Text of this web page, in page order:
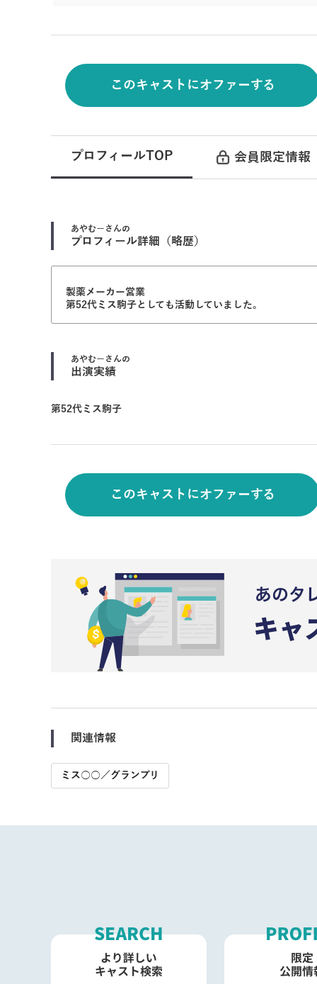
このキャストにオファーする
プロフィールTOP 会員限定情報
あやむー さんの
プロフィール詳細（略歴）
製薬メーカー営業
第52代ミス駒子としても活動していました。
あやむー さんの
出演実績
第52代ミス駒子
このキャストにオファーする
関連情報
ミス○○／グランプリ